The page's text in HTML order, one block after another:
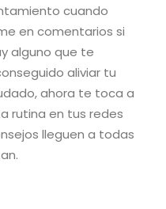
cuando
en comentarios si
alguno que te
aliviar tu
ahora te toca a
rutina en tus redes
lleguen a todas